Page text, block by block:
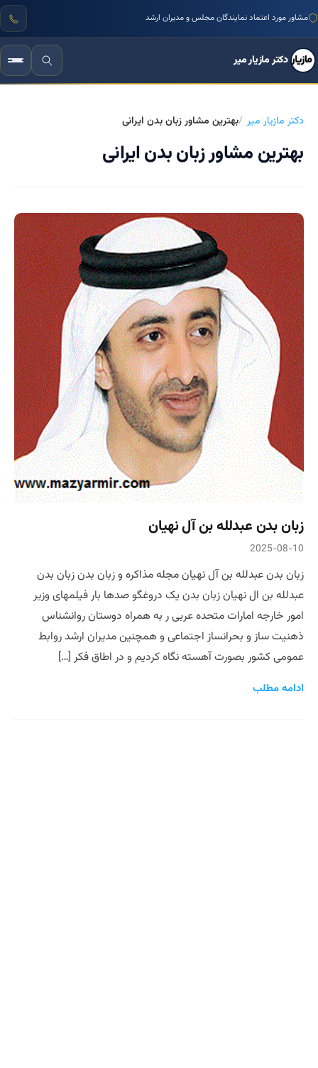
مشاور مورد اعتماد نمایندگان مجلس و مدیران ارشد
دکتر مازیار میر
دکتر مازیار میر بهترین مشاور زبان بدن ایرانی
بهترین مشاور زبان بدن ایرانی
زبان بدن عبدلله بن آل نهیان
2025-08-10
زبان بدن عبدلله بن آل نهیان مجله مذاکره و زبان بدن زبان بدن
عبدلله بن ال نهیان زبان بدن یک دروغگو صدها بار فیلمهای وزیر
امور خارجه امارات متحده عربی ر به همراه دوستان روانشناس
ذهنیت ساز و بحرانساز اجتماعی و همچنین مدیران ارشد روابط
عمومی کشور بصورت آهسته نگاه کردیم و در اطاق فکر […]
ادامه مطلب